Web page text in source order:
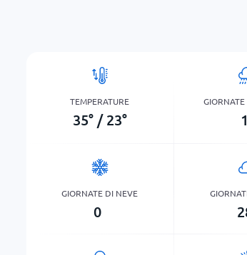
TEMPERATURE
35° / 23° 1
GIORNATE DI NEVE
0